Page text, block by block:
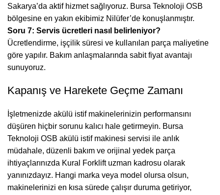
Sakarya’da aktif hizmet sağlıyoruz. Bursa Teknoloji OSB
bölgesine en yakın ekibimiz Nilüfer’de konuşlanmıştır.
Soru 7: Servis ücretleri nasıl belirleniyor?
Ücretlendirme, işçilik süresi ve kullanılan parça maliyetine
göre yapılır. Bakım anlaşmalarında sabit fiyat avantajı
sunuyoruz.
Kapanış ve Harekete Geçme Zamanı
İşletmenizde akülü istif makinelerinizin performansını
düşüren hiçbir sorunu kalıcı hale getirmeyin. Bursa
Teknoloji OSB akülü istif makinesi servisi ile anlık
müdahale, düzenli bakım ve orijinal yedek parça
ihtiyaçlarınızda Kural Forklift uzman kadrosu olarak
yanınızdayız. Hangi marka veya model olursa olsun,
makinelerinizi en kısa sürede çalışır duruma getiriyor,